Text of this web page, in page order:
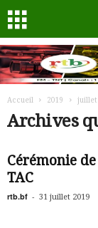
Accueil 2019 juillet
Archives
Cérémonie
TAC
rtb.bf - 31 juillet 2019